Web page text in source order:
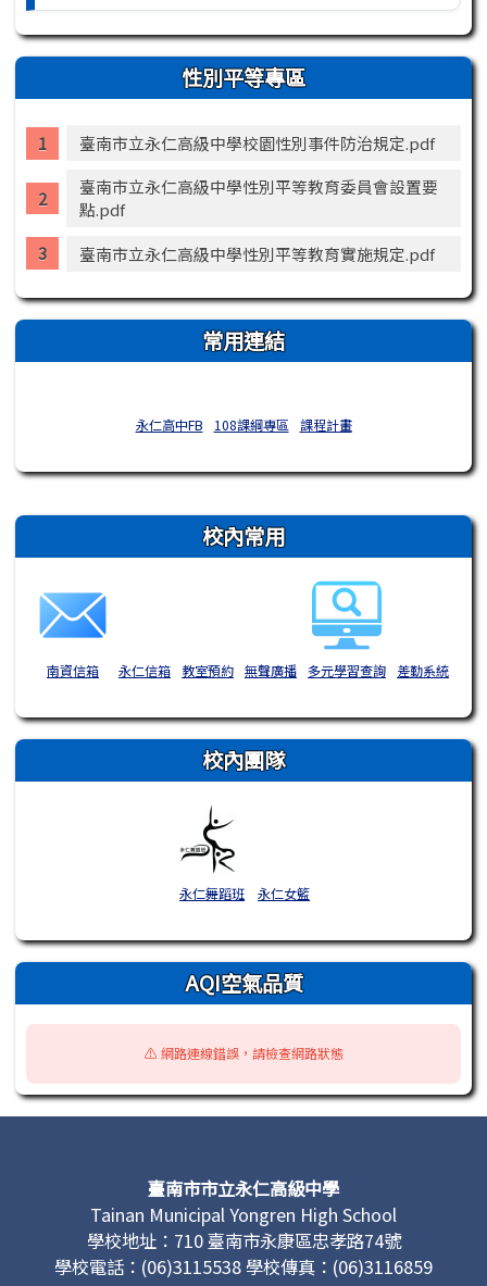
性別平等專區
臺南市立永仁高級中學校園性別事件防治規定.pdf
臺南市立永仁高級中學性別平等教育委員會設置要
點.pdf
臺南市立永仁高級中學性別平等教育實施規定.pdf
常用連結
永仁高中FB 108課綱專區 課程計畫
右邊區域內容 校內常用
南資信箱 永仁信箱 教室預約 無聲廣播 多元學習查詢 差勤系統
校內團隊
永仁舞蹈班 永仁女籃
AQI空氣品質
⚠️ 網路連線錯誤，請檢查網路狀態
臺南市市立永仁高級中學
Tainan Municipal Yongren High School
學校地址：710 臺南市永康區忠孝路74號
學校電話：(06)3115538 學校傳真：(06)3116859